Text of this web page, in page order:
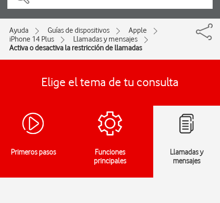
Ayuda Guías de dispositivos
Apple
iPhone 14 Plus
Llamadas y mensajes
Activa o desactiva la restricción de llamadas
Elige el tema de tu consulta
Primeros pasos
Funciones
principales
Llamadas y
mensajes